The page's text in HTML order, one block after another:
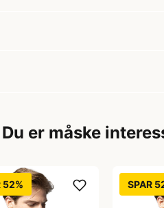
Du er måske
52% SPAR